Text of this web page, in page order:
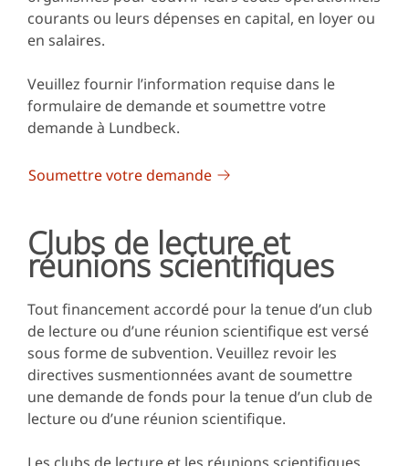
courants ou leurs dépenses en capital, en loyer ou
en salaires.
Veuillez fournir l’information requise dans le
formulaire de demande et soumettre votre
demande à Lundbeck.
Soumettre votre demande
Clubs de lecture et
réunions scientifiques
Tout financement accordé pour la tenue d’un club
de lecture ou d’une réunion scientifique est versé
sous forme de subvention. Veuillez revoir les
directives susmentionnées avant de soumettre
une demande de fonds pour la tenue d’un club de
lecture ou d’une réunion scientifique.